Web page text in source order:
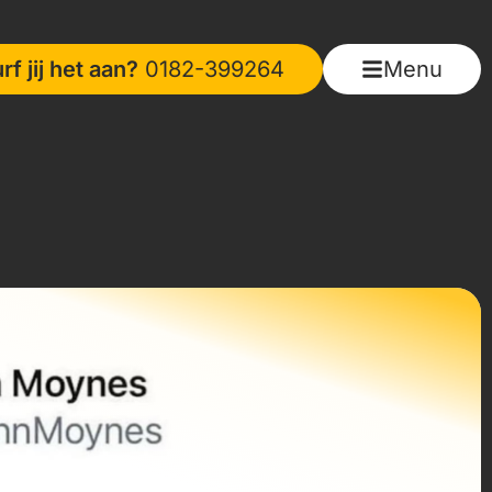
jij het aan? 0182-399264 Menu